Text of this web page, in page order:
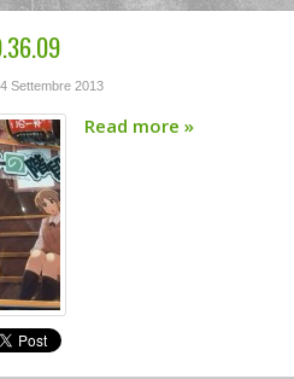
Settembre 2013
Read more »